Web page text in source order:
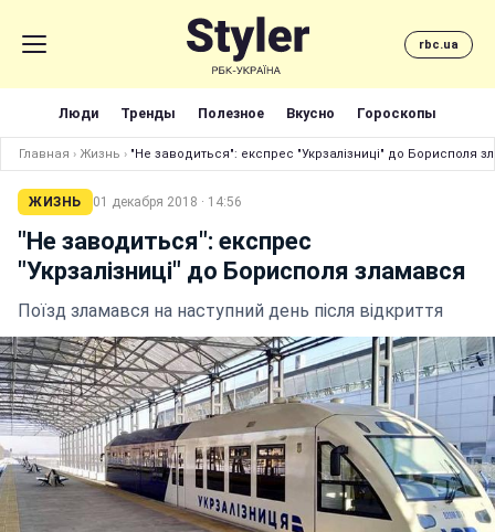
rbc.ua
Люди Тренды Полезное Вкусно Гороскопы
Главная › Жизнь › "Не заводиться": експрес "Укрзалізниці" до Борисполя
ЖИЗНЬ 01 декабря 2018 · 14:56
"Не заводиться": експрес
"Укрзалізниці" до Борисполя зламався
Поїзд зламався на наступний день після відкриття